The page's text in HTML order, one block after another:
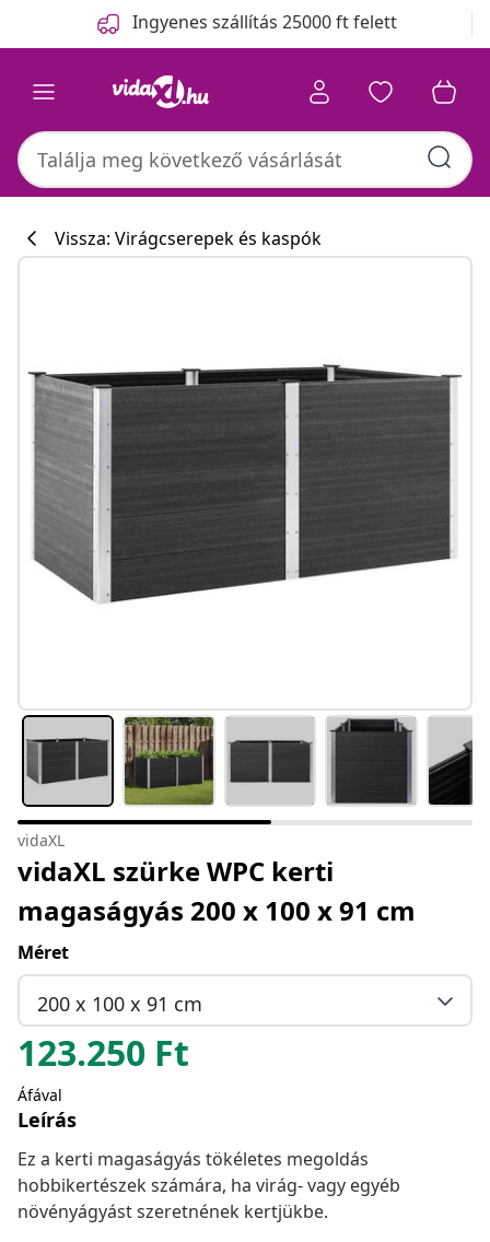
Ingyenes szállítás 25000 ft felett
Vissza: Virágcserepek és kaspók
vidaXL
vidaXL szürke WPC kerti
magaságyás 200 x 100 x 91 cm
Méret
200 x 100 x 91 cm
123.250 Ft
Áfával
Leírás
Ez a kerti magaságyás tökéletes megoldás
hobbikertészek számára, ha virág- vagy egyéb
növényágyást szeretnének kertjükbe.